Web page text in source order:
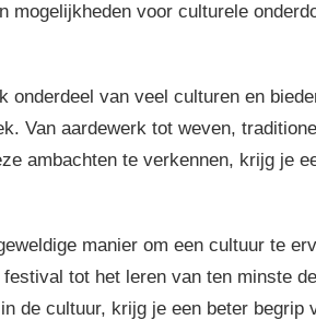
mogelijkheden voor culturele
onderdeel van veel culturen en
Van aardewerk tot weven,
ambachten te verkennen, krijg je
manier om een cultuur te
tot het leren van ten minste
de cultuur, krijg je een beter begrip